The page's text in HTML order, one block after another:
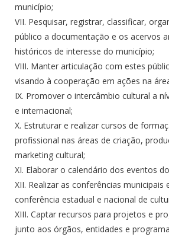
município;
VII. Pesquisar, registrar, classificar,
público a documentação e os acervos
históricos de interesse do município;
VIII. Manter articulação com estes
visando à cooperação em ações na
IX. Promover o intercâmbio cultural a
e internacional;
X. Estruturar e realizar cursos de
profissional nas áreas de criação,
marketing cultural;
XI. Elaborar o calendário dos eventos
XII. Realizar as conferências municipais
conferência estadual e nacional de
XIII. Captar recursos para projetos e
junto aos órgãos, entidades e